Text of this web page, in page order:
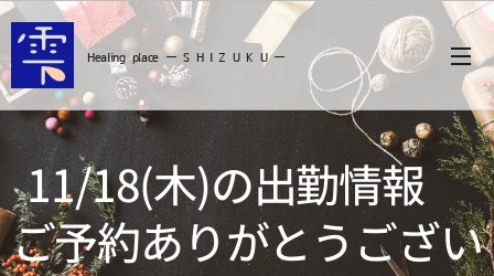
Healingplace ー S H I Z U K U ー
11/18(木)の出勤情報
ご予約ありがとうござい